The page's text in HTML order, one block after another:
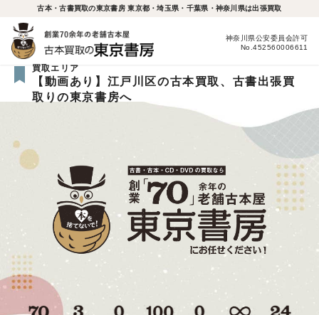
古本・古書買取の東京書房 東京都・埼玉県・千葉県・神奈川県は出張買取
神奈川県公安委員会許可
No.452560006611
買取エリア
【動画あり】江戸川区の古本買取、古書出張買
取りの東京書房へ